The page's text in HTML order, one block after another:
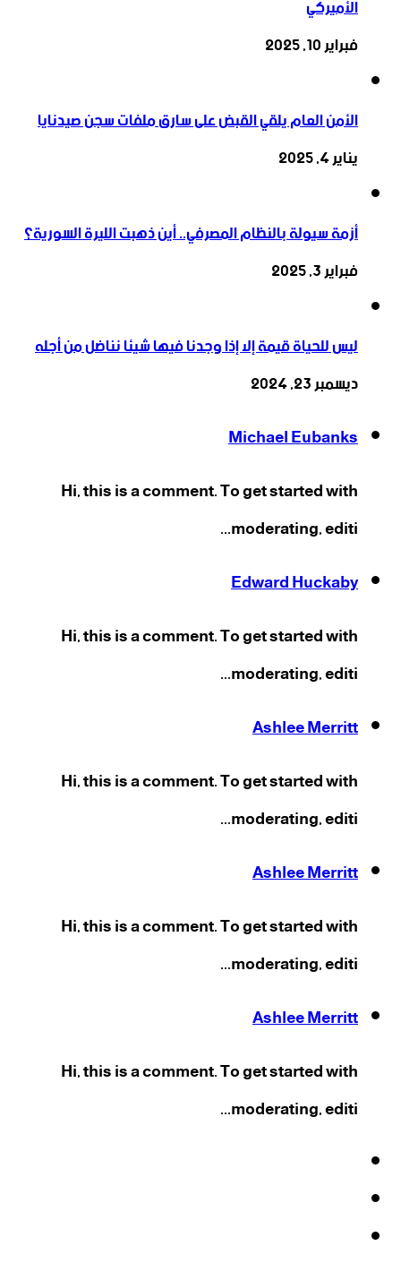
الأميركي
فبراير 10, 2025
الأمن العام يلقي القبض على سارق ملفات سجن صيدنايا
يناير 4, 2025
أزمة سيولة بالنظام المصرفي.. أين ذهبت الليرة السورية؟
فبراير 3, 2025
ليس للحياة قيمة إلا إذا وجدنا فيها شيئا نناضل من أجله
ديسمبر 23, 2024
Michael Eubanks
Hi, this is a comment. To get started with
moderating, editi...
Edward Huckaby
Hi, this is a comment. To get started with
moderating, editi...
Ashlee Merritt
Hi, this is a comment. To get started with
moderating, editi...
Ashlee Merritt
Hi, this is a comment. To get started with
moderating, editi...
Ashlee Merritt
Hi, this is a comment. To get started with
moderating, editi...